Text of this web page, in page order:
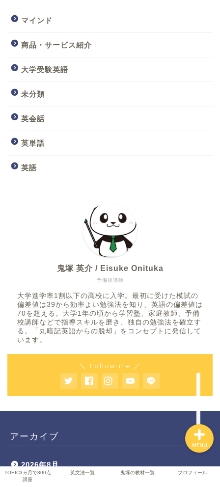
マインド
商品・サービス紹介
大学受験英語
未分類
英会話
英単語
英語
予備校講師
鬼塚 英介 / Eisuke Onituka
大学進学率1割以下の高校に入学。最初に受けた模試の
偏差値は39から効率よい勉強法を知り、英語の偏差値は
70を超える。大学1年の頃から学習塾、家庭教師、予備
校講師などで指導スキルを磨き、独自の勉強法を確立す
る。「丸暗記英語からの脱却」をコンセプトに発信して
います。
＼ Follow me ／
アーカイブ
2026年8月
TOEIC3ヵ月で800点
講座
英文法一覧 鬼塚の教材一覧 プロフィール
MENU
TOEIC3ヵ月で800点講座
英文法一覧
鬼塚の教材一覧
プロフィール